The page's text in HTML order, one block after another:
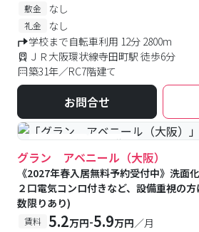
敷金 なし
礼金
なし
学校まで自転車利用 12分 2800m
ＪＲ大阪環状線寺田町駅 徒歩6分
築31年／RC7階建て
お問合せ
#予約受付中 #空室待ち
グラン アベニール（大阪）
《2027年春入居無料予約受付中》洗面
２口電気コンロ付きなど、設備重視の
数限りあり)
賃料 5.2万円-5.9万円／月